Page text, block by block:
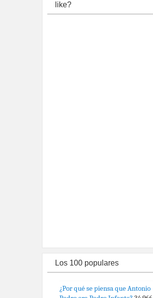
like?
Los 100 populares
¿Por qué se piensa que Antonio